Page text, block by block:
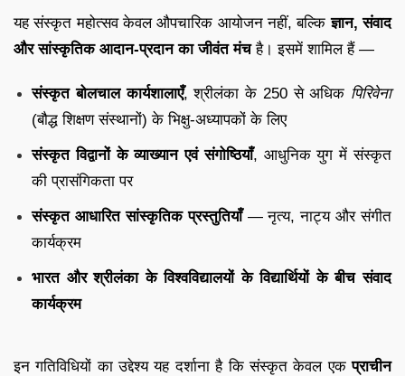
यह संस्कृत महोत्सव केवल औपचारिक आयोजन नहीं, बल्किज्ञान, संवाद
और सांस्कृतिक आदान-प्रदान का जीवंत मंचहै। इसमें शामिल हैं —
संस्कृत बोलचाल कार्यशालाएँ, श्रीलंका के 250 से अधिक पिरिवेना
(बौद्ध शिक्षण संस्थानों) के भिक्षु-अध्यापकों के लिए
संस्कृत विद्वानों के व्याख्यान एवं संगोष्ठियाँ, आधुनिक युग में संस्कृत
की प्रासंगिकता पर
संस्कृत आधारित सांस्कृतिक प्रस्तुतियाँ— नृत्य, नाट्य और संगीत
कार्यक्रम
भारत और श्रीलंका के विश्वविद्यालयों के विद्यार्थियों के बीच संवाद
कार्यक्रम
इन गतिविधियों का उद्देश्य यह दर्शाना है कि संस्कृत केवल एकप्राचीन